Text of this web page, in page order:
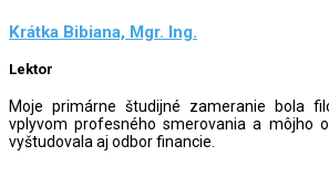
Krátka Bibiana, Mgr. Ing.
Lektor
Moje primárne študijné zameranie bola
vplyvom profesného smerovania a môjho
vyštudovala aj odbor financie.